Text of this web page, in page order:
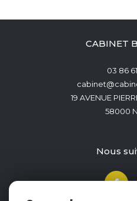
CABINET
03 86
19 AVENUE
58000
nous